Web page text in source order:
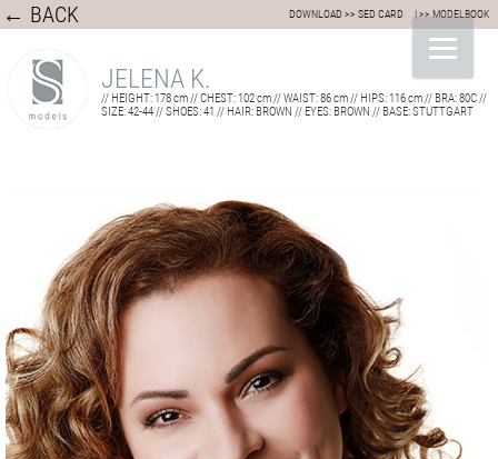
← BACK | >> MODELBOOK
DOWNLOAD >> SED CARD
JELENA K.
// HEIGHT: 178 cm // CHEST: 102 cm // WAIST: 86 cm // HIPS: 116 cm // BRA: 80C //
SIZE: 42-44 // SHOES: 41 // HAIR: BROWN // EYES: BROWN // BASE: STUTTGART